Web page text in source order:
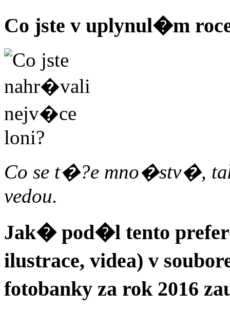
Co jste v uplynul�m
Co se t�?e mno�stv�,
vedou.
Jak� pod�l tento
ilustrace, videa) v
fotobanky za rok 2016